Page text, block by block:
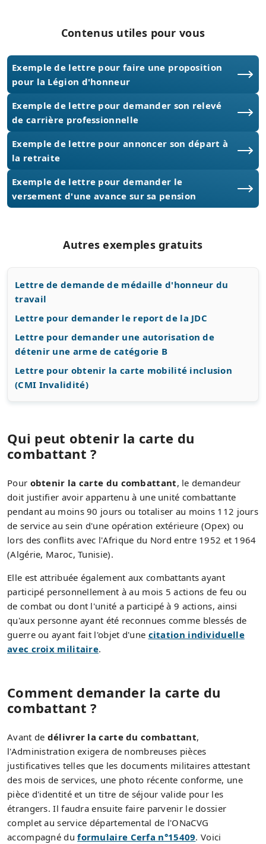
Contenus utiles pour vous
Exemple de lettre pour faire une proposition
pour la Légion d'honneur
Exemple de lettre pour demander son relevé
de carrière professionnelle
Exemple de lettre pour annoncer son départ à
la retraite
Exemple de lettre pour demander le
versement d'une avance sur sa pension
Autres exemples gratuits
Lettre de demande de médaille d'honneur du
travail
Lettre pour demander le report de la JDC
Lettre pour demander une autorisation de
détenir une arme de catégorie B
Lettre pour obtenir la carte mobilité inclusion
(CMI Invalidité)
Qui peut obtenir la carte du
combattant ?
Pour obtenir la carte du combattant, le demandeur
doit justifier avoir appartenu à une unité combattante
pendant au moins 90 jours ou totaliser au moins 112 jours
de service au sein d'une opération extérieure (Opex) ou
lors des conflits avec l'Afrique du Nord entre 1952 et 1964
(Algérie, Maroc, Tunisie).
Elle est attribuée également aux combattants ayant
participé personnellement à au mois 5 actions de feu ou
de combat ou dont l'unité a participé à 9 actions, ainsi
qu'aux personne ayant été reconnues comme blessés de
guerre ou ayant fait l'objet d'une citation individuelle
avec croix militaire.
Comment demander la carte du
combattant ?
Avant de délivrer la carte du combattant,
l'Administration exigera de nombreuses pièces
justificatives telles que les documents militaires attestant
des mois de services, une photo récente conforme, une
pièce d'identité et un titre de séjour valide pour les
étrangers. Il faudra ensuite faire parvenir le dossier
complet au service départemental de l'ONaCVG
accompagné duformulaire Cerfa n°15409. Voici